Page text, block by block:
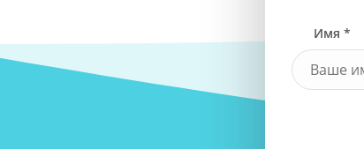
Имя *